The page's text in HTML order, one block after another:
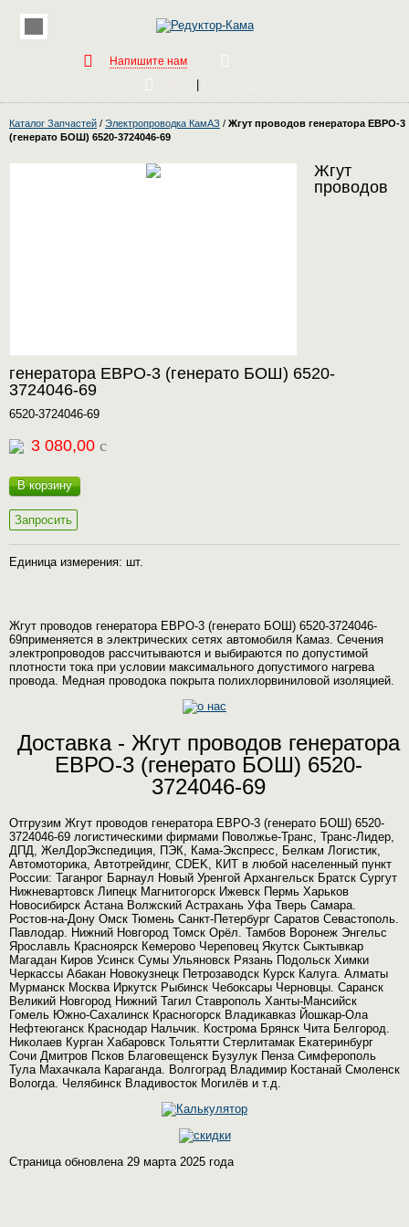
Напишите нам
Каталог Запчастей / Электропроводка КамАЗ / Жгут проводов генератора ЕВРО-3
(генерато БОШ) 6520-3724046-69
Жгут
проводов
генератора ЕВРО-3 (генерато БОШ) 6520-
3724046-69
6520-3724046-69
3 080,00 c
В корзину
Запросить
Единица измерения: шт.
Жгут проводов генератора ЕВРО-3 (генерато БОШ) 6520-3724046-
69применяется в электрических сетях автомобиля Камаз. Сечения
электропроводов рассчитываются и выбираются по допустимой
плотности тока при условии максимального допустимого нагрева
провода. Медная проводока покрыта полихлорвиниловой изоляцией.
Доставка - Жгут проводов генератора
ЕВРО-3 (генерато БОШ) 6520-
3724046-69
Отгрузим Жгут проводов генератора ЕВРО-3 (генерато БОШ) 6520-
3724046-69 логистическими фирмами Поволжье-Транс, Транс-Лидер,
ДПД, ЖелДорЭкспедиция, ПЭК, Кама-Экспресс, Белкам Логистик,
Автомоторика, Автотрейдинг, CDEK, КИТ в любой населенный пункт
России: Таганрог Барнаул Новый Уренгой Архангельск Братск Сургут
Нижневартовск Липецк Магнитогорск Ижевск Пермь Харьков
Новосибирск Астана Волжский Астрахань Уфа Тверь Самара.
Ростов-на-Дону Омск Тюмень Санкт-Петербург Саратов Севастополь.
Павлодар. Нижний Новгород Томск Орёл. Тамбов Воронеж Энгельс
Ярославль Красноярск Кемерово Череповец Якутск Сыктывкар
Магадан Киров Усинск Сумы Ульяновск Рязань Подольск Химки
Черкассы Абакан Новокузнецк Петрозаводск Курск Калуга. Алматы
Мурманск Москва Иркутск Рыбинск Чебоксары Черновцы. Саранск
Великий Новгород Нижний Тагил Ставрополь Ханты-Мансийск
Гомель Южно-Сахалинск Красногорск Владикавказ Йошкар-Ола
Нефтеюганск Краснодар Нальчик. Кострома Брянск Чита Белгород.
Николаев Курган Хабаровск Тольятти Стерлитамак Екатеринбург
Сочи Дмитров Псков Благовещенск Бузулук Пенза Симферополь
Тула Махачкала Караганда. Волгоград Владимир Костанай Смоленск
Вологда. Челябинск Владивосток Могилёв и т.д.
Страница обновлена 29 марта 2025 года